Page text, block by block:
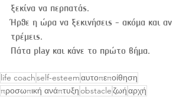
ξεκίνα να περπατάς.
Ήρθε η ώρα να ξεκινήσεις - ακόμα και αν
τρέμεις.
Πάτα play και κάνε το πρώτο βήμα.
life coachself-esteemαυτοπεποίθηση
προσωπική ανάπτυξη obstacleζωήαρχή